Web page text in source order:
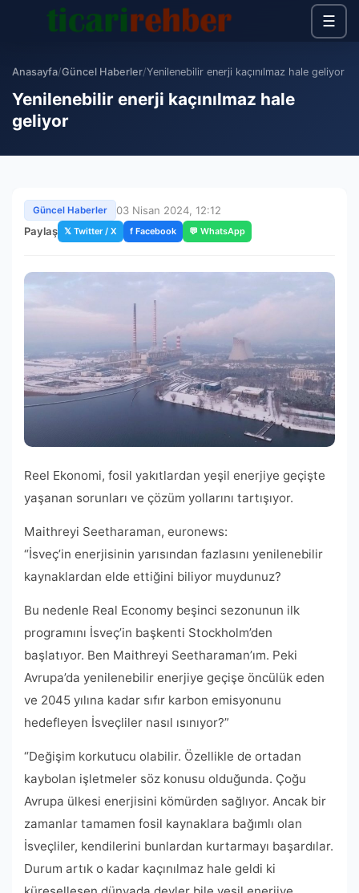
☰
Anasayfa/Güncel Haberler/Yenilenebilir enerji kaçınılmaz hale geliyor
Yenilenebilir enerji kaçınılmaz hale
geliyor
Güncel Haberler
03 Nisan 2024, 12:12
Paylaş 𝕏 Twitter / X f Facebook 💬 WhatsApp
Reel Ekonomi, fosil yakıtlardan yeşil enerjiye geçişte
yaşanan sorunları ve çözüm yollarını tartışıyor.
Maithreyi Seetharaman, euronews:
“İsveç’in enerjisinin yarısından fazlasını yenilenebilir
kaynaklardan elde ettiğini biliyor muydunuz?
Bu nedenle Real Economy beşinci sezonunun ilk
programını İsveç’in başkenti Stockholm’den
başlatıyor. Ben Maithreyi Seetharaman’ım. Peki
Avrupa’da yenilenebilir enerjiye geçişe öncülük eden
ve 2045 yılına kadar sıfır karbon emisyonunu
hedefleyen İsveçliler nasıl ısınıyor?”
“Değişim korkutucu olabilir. Özellikle de ortadan
kaybolan işletmeler söz konusu olduğunda. Çoğu
Avrupa ülkesi enerjisini kömürden sağlıyor. Ancak bir
zamanlar tamamen fosil kaynaklara bağımlı olan
İsveçliler, kendilerini bunlardan kurtarmayı başardılar.
Durum artık o kadar kaçınılmaz hale geldi ki